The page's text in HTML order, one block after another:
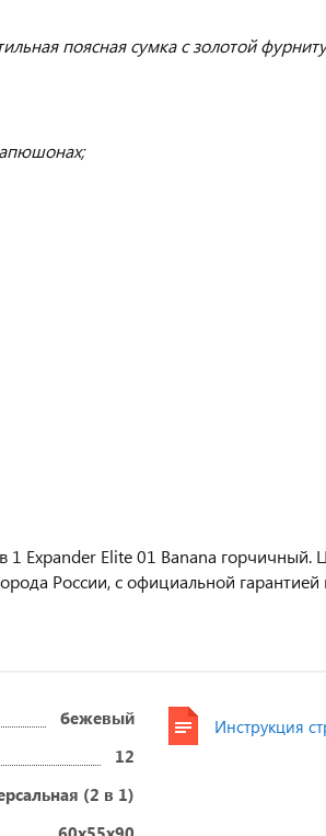
поясная сумка с золотой
Expander Elite 01 Banana горчичный.
России, с официальной гарантией
бежевый
12
(2 в 1)
Инструкция